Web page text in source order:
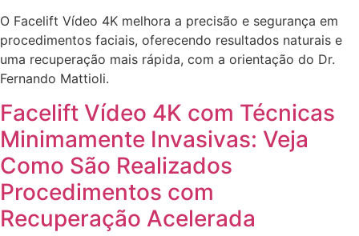
O Facelift Vídeo 4K melhora a precisão e segurança em
procedimentos faciais, oferecendo resultados naturais e
uma recuperação mais rápida, com a orientação do Dr.
Fernando Mattioli.
Facelift Vídeo 4K com Técnicas
Minimamente Invasivas: Veja
Como São Realizados
Procedimentos com
Recuperação Acelerada